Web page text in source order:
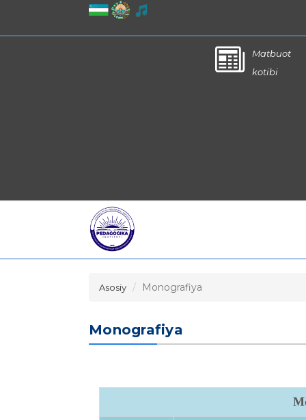
Matbuot
kotibi
Asosiy Monografiya
Monografiya